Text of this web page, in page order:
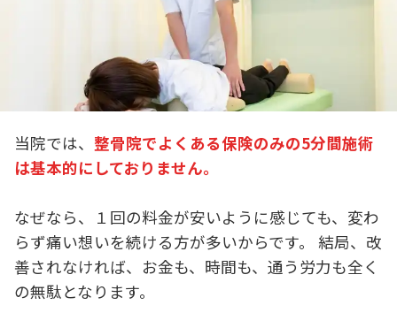
当院では、 整骨院でよくある保険のみの5分間施術
は基本的にしておりません。
なぜなら、１回の料金が安いように感じても、変わ
らず痛い想いを続ける方が多いからです。 結局、改
善されなければ、お金も、時間も、通う労力も全く
の無駄となります。